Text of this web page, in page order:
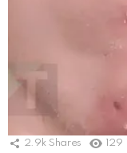
2.9k Shares 129